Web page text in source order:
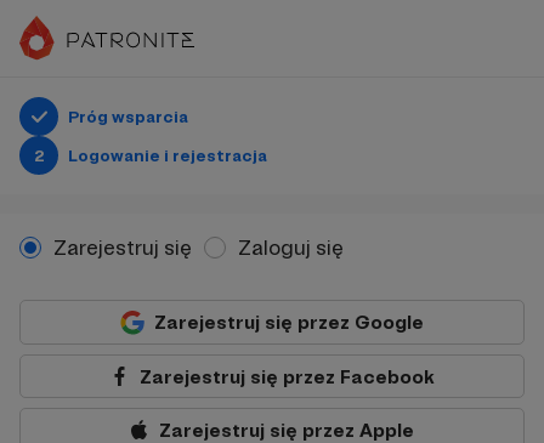
Próg wsparcia
2
Logowanie i rejestracja
Zarejestruj się Zaloguj się
Zarejestruj się przez Google
Zarejestruj się przez Facebook
Zarejestruj się przez Apple